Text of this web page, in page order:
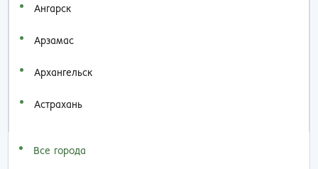
Ангарск
Арзамас
Архангельск
Астрахань
Все города